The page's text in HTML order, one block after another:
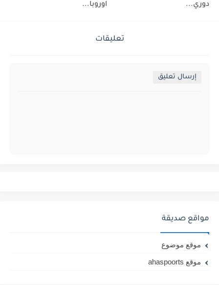
دوري...
اوروبا...
تعليقات
إرسال تعليق
مواقع صديقة
موقع موضوع
موقع ahaspoorts